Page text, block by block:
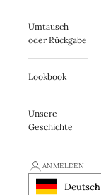
Umtausch
oder Rückgabe
Lookbook
Unsere
Geschichte
ANMELDEN
Deutsch